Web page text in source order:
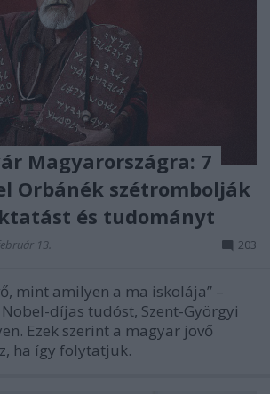
Magyarországra: 7
Orbánék szétrombolják
és tudományt
13. 203
mint amilyen a ma iskolája” –
díjas tudóst, Szent-Györgyi
Ezek szerint a magyar jövő
ha így folytatjuk.